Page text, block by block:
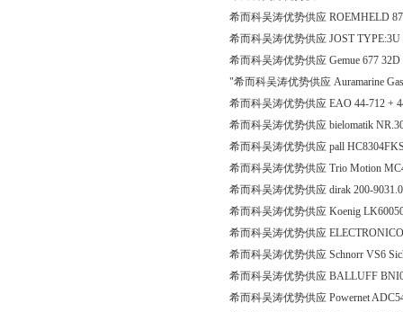
希而科吴涛优势供应 ROEMHELD
希而科吴涛优势供应 JOST
希而科吴涛优势供应 Gemue 677
"希而科吴涛优势供应 Auramarine
希而科吴涛优势供应 EAO 44-712 +
希而科吴涛优势供应 bielomatik
希而科吴涛优势供应 pall
希而科吴涛优势供应 Trio Motion
希而科吴涛优势供应 dirak 200-
希而科吴涛优势供应 Koenig
希而科吴涛优势供应
希而科吴涛优势供应 Schnorr VS6
希而科吴涛优势供应 BALLUFF
希而科吴涛优势供应 Powernet